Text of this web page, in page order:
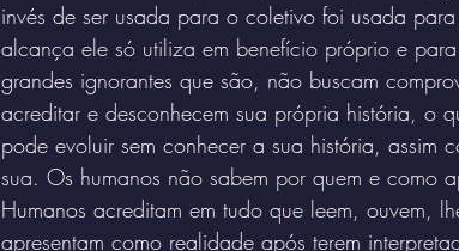
invés de ser usada para o coletivo foi usada
alcança ele só utiliza em benefício próprio e
grandes ignorantes que são, não buscam
acreditar e desconhecem sua própria história, o
pode evoluir sem conhecer a sua história, assim
sua. Os humanos não sabem por quem e como
Humanos acreditam em tudo que leem, ouvem,
apresentam como realidade após terem